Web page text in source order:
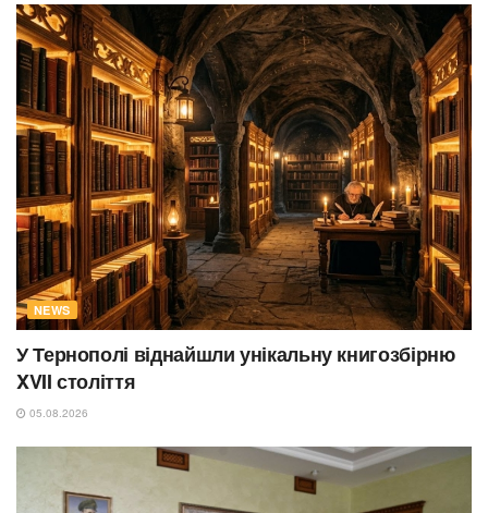
NEWS
У Тернополі віднайшли унікальну книгозбірню
XVII століття
05.08.2026